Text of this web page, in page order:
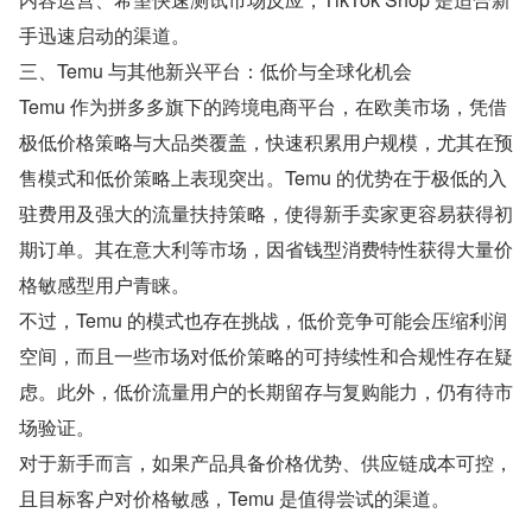
手迅速启动的渠道。
三、Temu 与其他新兴平台：低价与全球化机会
Temu 作为拼多多旗下的跨境电商平台，在欧美市场，凭借
极低价格策略与大品类覆盖，快速积累用户规模，尤其在预
售模式和低价策略上表现突出。Temu 的优势在于极低的入
驻费用及强大的流量扶持策略，使得新手卖家更容易获得初
期订单。其在意大利等市场，因省钱型消费特性获得大量价
格敏感型用户青睐。
不过，Temu 的模式也存在挑战，低价竞争可能会压缩利润
空间，而且一些市场对低价策略的可持续性和合规性存在疑
虑。此外，低价流量用户的长期留存与复购能力，仍有待市
场验证。
对于新手而言，如果产品具备价格优势、供应链成本可控，
且目标客户对价格敏感，Temu 是值得尝试的渠道。